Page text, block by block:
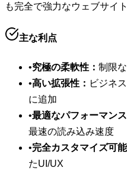
も完全で強力なウェブサイ
主な利点
•究極の柔軟性： 制限
•高い拡張性： ビジネ
に追加
•最適なパフォーマンス
最速の読み込み速度
•完全カスタマイズ可能
たUI/UX